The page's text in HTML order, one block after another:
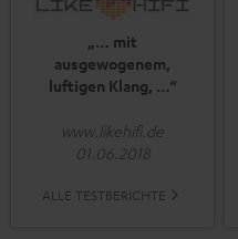
„… mit
ausgewogenem,
luftigen Klang, …“
www.likehifi.de
01.06.2018
ALLE TESTBERICHTE